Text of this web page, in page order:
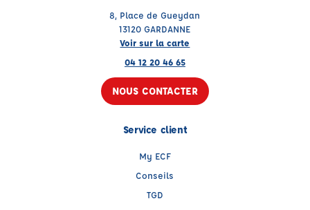
8, Place de Gueydan
13120 GARDANNE
Voir sur la carte
04 12 20 46 65
NOUS CONTACTER
Service client
My ECF
Conseils
TGD